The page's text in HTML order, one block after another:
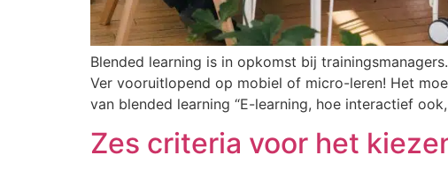
Blended learning is in opkomst bij
Ver vooruitlopend op mobiel of micro-leren! Het
van blended learning “E-learning, hoe interactief
Zes criteria voor het